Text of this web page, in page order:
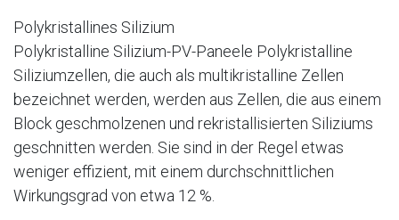
Polykristallines Silizium
Polykristalline Silizium-PV-Paneele Polykristalline
Siliziumzellen, die auch als multikristalline Zellen
bezeichnet werden, werden aus Zellen, die aus einem
Block geschmolzenen und rekristallisierten Siliziums
geschnitten werden. Sie sind in der Regel etwas
weniger effizient, mit einem durchschnittlichen
Wirkungsgrad von etwa 12 %.